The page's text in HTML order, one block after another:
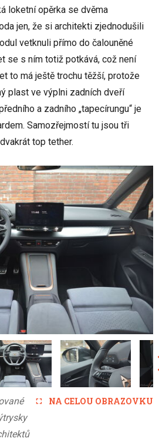
loketní opěrka se dvěma
jen, že si architekti zjednodušili
vetknuli přímo do čalouněné
se s ním totiž potkává, což není
to má ještě trochu těžší, protože
plast ve výplni zadních dveří
a zadního „tapecírungu“ je
Samozřejmostí tu jsou tři
top tether.
NA CELOU OBRAZOVKU